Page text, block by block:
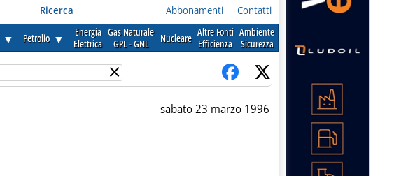
Ricerca Abbonamenti Contatti
▼ Petrolio ▼
Energia
Elettrica
Gas Naturale
GPL - GNL
Nucleare Altre Fonti
Efficienza
Ambiente
Sicurezza
×
sabato 23 marzo 1996